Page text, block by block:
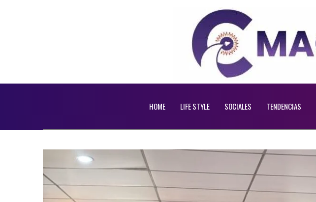
HOME LIFE STYLE SOCIALES TENDENCIAS